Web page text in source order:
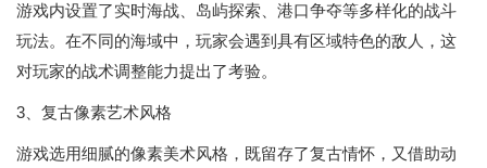
游戏内设置了实时海战、岛屿探索、港口争夺等多样化的战斗
玩法。在不同的海域中，玩家会遇到具有区域特色的敌人，这
对玩家的战术调整能力提出了考验。
3、复古像素艺术风格
游戏选用细腻的像素美术风格，既留存了复古情怀，又借助动